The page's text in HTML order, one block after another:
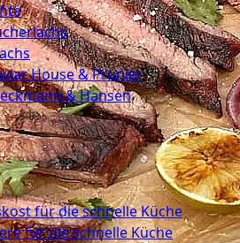
House & Prunier
& Hansen
für die schnelle Küche
für die schnelle Küche